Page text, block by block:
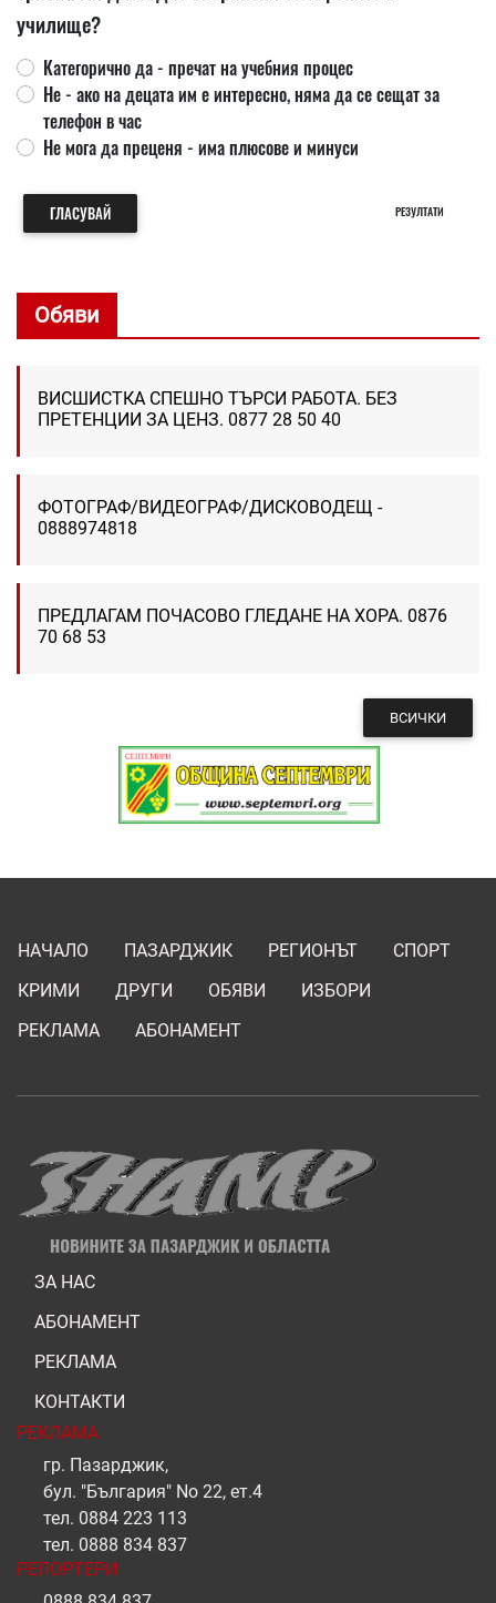
училище?
Категорично да - пречат на учебния процес
Не - ако на децата им е интересно, няма да се сещат за
телефон в час
Не мога да преценя - има плюсове и минуси
ГЛАСУВАЙ РЕЗУЛТАТИ
Обяви
ВИСШИСТКА СПЕШНО ТЪРСИ РАБОТА. БЕЗ
ПРЕТЕНЦИИ ЗА ЦЕНЗ. 0877 28 50 40
ФОТОГРАФ/ВИДЕОГРАФ/ДИСКОВОДЕЩ -
0888974818
ПРЕДЛАГАМ ПОЧАСОВО ГЛЕДАНЕ НА ХОРА. 0876
70 68 53
ВСИЧКИ
НАЧАЛО ПАЗАРДЖИК РЕГИОНЪТ
СПОРТ
КРИМИ
ДРУГИ ОБЯВИ
ИЗБОРИ
РЕКЛАМА
АБОНАМЕНТ
ЗА НАС
АБОНАМЕНТ
РЕКЛАМА
КОНТАКТИ
РЕКЛАМА
гр. Пазарджик,
бул. "България" No 22, ет.4
тел. 0884 223 113
тел. 0888 834 837
РЕПОРТЕРИ